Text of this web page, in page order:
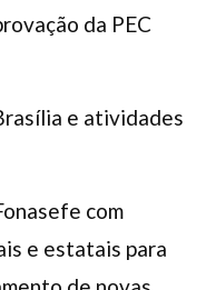
da PEC
e atividades
com
e estatais para